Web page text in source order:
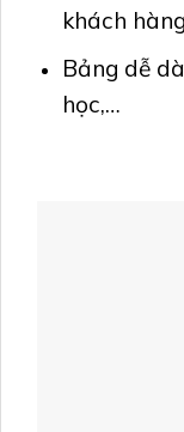
khách hàng
Bảng dễ
học,…